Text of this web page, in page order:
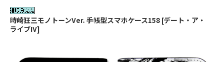
時崎狂三モノトーンVer. 手帳型スマホケース158 [デート・ア・
ライブIV]